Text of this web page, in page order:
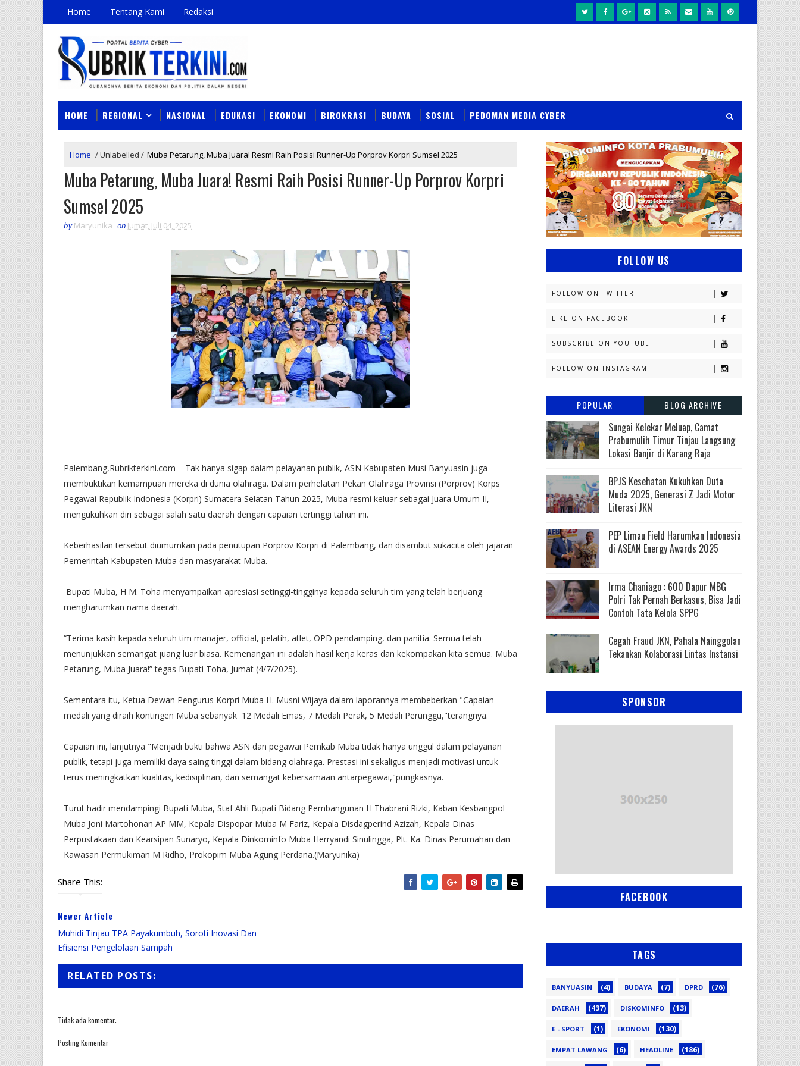
Home Tentang Kami Redaksi
HOME REGIONAL NASIONAL EDUKASI EKONOMI BIROKRASI BUDAYA SOSIAL PEDOMAN MEDIA CYBER
Home /Unlabelled / Muba Petarung, Muba Juara! Resmi Raih Posisi Runner-Up Porprov Korpri Sumsel 2025
Muba Petarung, Muba Juara! Resmi Raih Posisi Runner-Up Porprov Korpri
Sumsel 2025
by Maryunika on Jumat, Juli 04, 2025
Palembang,Rubrikterkini.com – Tak hanya sigap dalam pelayanan publik, ASN Kabupaten Musi Banyuasin juga
membuktikan kemampuan mereka di dunia olahraga. Dalam perhelatan Pekan Olahraga Provinsi (Porprov) Korps
Pegawai Republik Indonesia (Korpri) Sumatera Selatan Tahun 2025, Muba resmi keluar sebagai Juara Umum II,
mengukuhkan diri sebagai salah satu daerah dengan capaian tertinggi tahun ini.
Keberhasilan tersebut diumumkan pada penutupan Porprov Korpri di Palembang, dan disambut sukacita oleh jajaran
Pemerintah Kabupaten Muba dan masyarakat Muba.
Bupati Muba, H M. Toha menyampaikan apresiasi setinggi-tingginya kepada seluruh tim yang telah berjuang
mengharumkan nama daerah.
“Terima kasih kepada seluruh tim manajer, official, pelatih, atlet, OPD pendamping, dan panitia. Semua telah
menunjukkan semangat juang luar biasa. Kemenangan ini adalah hasil kerja keras dan kekompakan kita semua. Muba
Petarung, Muba Juara!” tegas Bupati Toha, Jumat (4/7/2025).
Sementara itu, Ketua Dewan Pengurus Korpri Muba H. Musni Wijaya dalam laporannya membeberkan "Capaian
medali yang diraih kontingen Muba sebanyak 12 Medali Emas, 7 Medali Perak, 5 Medali Perunggu,"terangnya.
Capaian ini, lanjutnya "Menjadi bukti bahwa ASN dan pegawai Pemkab Muba tidak hanya unggul dalam pelayanan
publik, tetapi juga memiliki daya saing tinggi dalam bidang olahraga. Prestasi ini sekaligus menjadi motivasi untuk
terus meningkatkan kualitas, kedisiplinan, dan semangat kebersamaan antarpegawai,"pungkasnya.
Turut hadir mendampingi Bupati Muba, Staf Ahli Bupati Bidang Pembangunan H Thabrani Rizki, Kaban Kesbangpol
Muba Joni Martohonan AP MM, Kepala Dispopar Muba M Fariz, Kepala Disdagperind Azizah, Kepala Dinas
Perpustakaan dan Kearsipan Sunaryo, Kepala Dinkominfo Muba Herryandi Sinulingga, Plt. Ka. Dinas Perumahan dan
Kawasan Permukiman M Ridho, Prokopim Muba Agung Perdana.(Maryunika)
Share This:
Newer Article
Muhidi Tinjau TPA Payakumbuh, Soroti Inovasi Dan
Efisiensi Pengelolaan Sampah
RELATED POSTS:
Tidak ada komentar:
Posting Komentar
FOLLOW US
FOLLOW ON TWITTER
LIKE ON FACEBOOK
SUBSCRIBE ON YOUTUBE
FOLLOW ON INSTAGRAM
POPULAR BLOG ARCHIVE
Sungai Kelekar Meluap, Camat
Prabumulih Timur Tinjau Langsung
Lokasi Banjir di Karang Raja
BPJS Kesehatan Kukuhkan Duta
Muda 2025, Generasi Z Jadi Motor
Literasi JKN
PEP Limau Field Harumkan Indonesia
di ASEAN Energy Awards 2025
Irma Chaniago : 600 Dapur MBG
Polri Tak Pernah Berkasus, Bisa Jadi
Contoh Tata Kelola SPPG
Cegah Fraud JKN, Pahala Nainggolan
Tekankan Kolaborasi Lintas Instansi
SPONSOR
FACEBOOK
TAGS
BANYUASIN (4) BUDAYA (7) DPRD (76)
DAERAH (437) DISKOMINFO (13)
E - SPORT (1) EKONOMI (130)
EMPAT LAWANG (6) HEADLINE (186)